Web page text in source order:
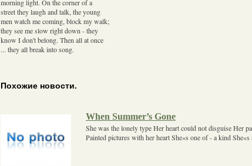
morning light. On the corner of a
street they laugh and talk, the young
men watch me coming, block my walk;
they see me slow right down - they
know I don't belong. Then all at once
... they all break into song.
Похожие новости.
When Summer’s Gone
She was the lonely type Her heart could not disguise Her
Painted pictures with her heart She«s one of - a kind